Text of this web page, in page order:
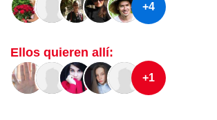
+4
Ellos quieren allí:
+1